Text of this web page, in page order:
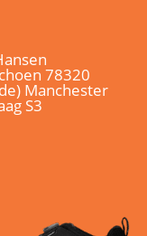
78320
Manchester
S3